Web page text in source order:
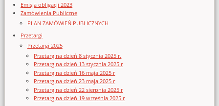
Emisja obligacji 2023
Zamówienia Publiczne
PLAN ZAMÓWIEŃ PUBLICZNYCH
Przetargi
Przetargi 2025
Przetarg na dzień 8 stycznia 2025 r.
Przetarg na dzień 13 stycznia 2025 r
Przetarg na dzień 16 maja 2025 r
Przetarg na dzień 23 maja 2025 r
Przetarg na dzień 22 sierpnia 2025 r
Przetarg na dzień 19 września 2025 r